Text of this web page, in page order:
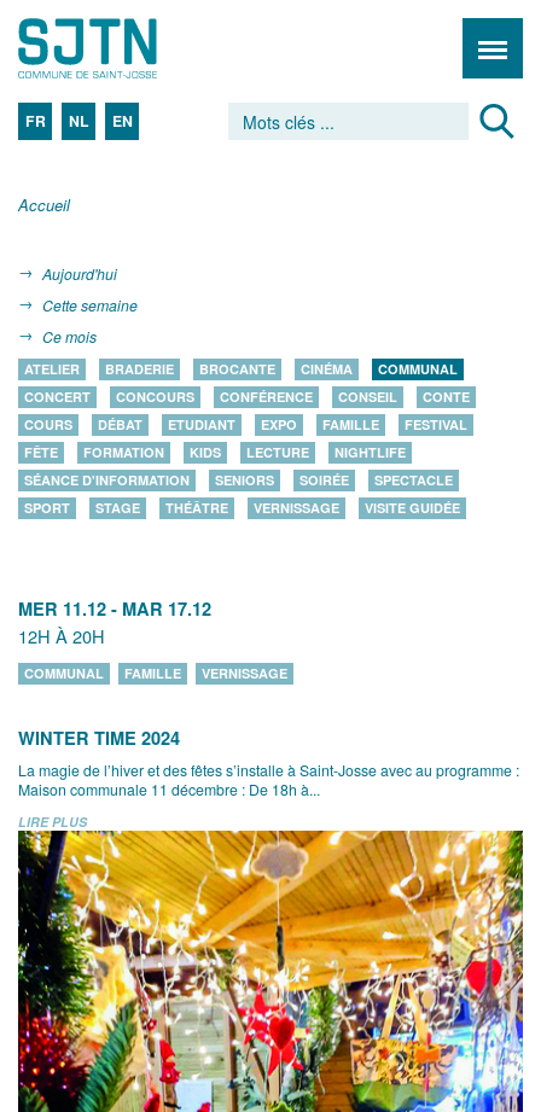
FR NL EN
Accueil
Aujourd'hui
Cette semaine
Ce mois
ATELIER BRADERIE BROCANTE CINÉMA
COMMUNAL
CONCERT
CONCOURS CONFÉRENCE CONSEIL
CONTE
COURS
DÉBAT ETUDIANT EXPO FAMILLE
FESTIVAL
FÊTE
FORMATION KIDS LECTURE
NIGHTLIFE
SÉANCE D'INFORMATION
SENIORS SOIRÉE
SPECTACLE
SPORT
STAGE THÉÂTRE VERNISSAGE VISITE GUIDÉE
MER 11.12 - MAR 17.12
12H À 20H
COMMUNAL FAMILLE VERNISSAGE
WINTER TIME 2024
La magie de l’hiver et des fêtes s’installe à Saint-Josse avec au programme :
Maison communale 11 décembre : De 18h à...
LIRE PLUS